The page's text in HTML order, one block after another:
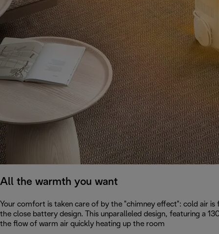
All the warmth you want
Your comfort is taken care of by the "chimney effect": cold air
the close battery design. This unparalleled design, featuring a
the flow of warm air quickly heating up the room